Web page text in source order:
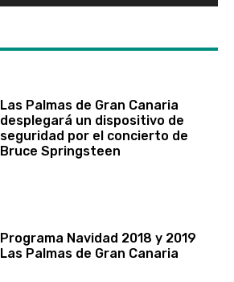
Las Palmas de Gran Canaria
desplegará un dispositivo de
seguridad por el concierto de
Bruce Springsteen
Programa Navidad 2018 y 2019
Las Palmas de Gran Canaria